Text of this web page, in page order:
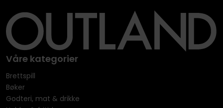
Våre kategorier
Brettspill
Bøker
Godteri, mat & drikke